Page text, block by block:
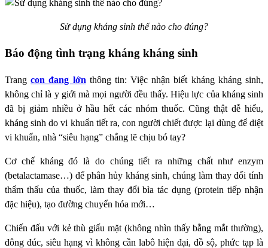
Sử dụng kháng sinh thế nào cho đúng?
Báo động tình trạng kháng kháng sinh
Trangcon đang lớn thông tin: Việc nhận biết kháng kháng sinh,
không chỉ là y giới mà mọi người đều thấy. Hiệu lực của kháng sinh
đã bị giảm nhiều ở hầu hết các nhóm thuốc. Cũng thật dễ hiểu,
kháng sinh do vi khuẩn tiết ra, con người chiết được lại dùng để diệt
vi khuẩn, nhà “siêu hạng” chẳng lẽ chịu bó tay?
Cơ chế kháng đó là do chúng tiết ra những chất như enzym
(betalactamase…) để phân hủy kháng sinh, chúng làm thay đổi tính
thẩm thấu của thuốc, làm thay đổi bìa tác dụng (protein tiếp nhận
đặc hiệu), tạo đường chuyển hóa mới…
Chiến đấu với kẻ thù giấu mặt (không nhìn thấy bằng mắt thường),
đông đúc, siêu hạng vì không cần labô hiện đại, đồ sộ, phức tạp là